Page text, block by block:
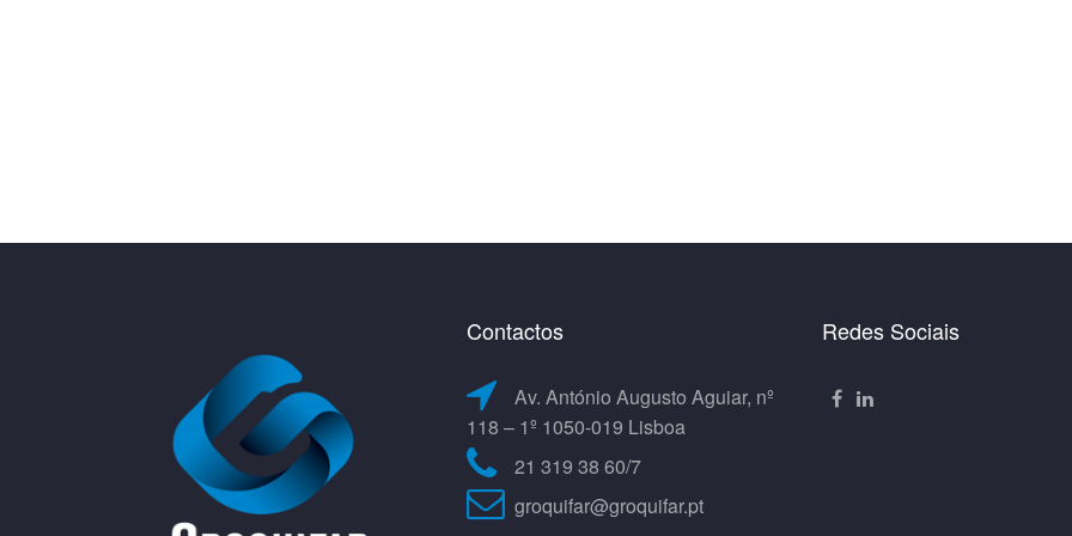
Contactos
Av. António Augusto Aguiar, nº
118 – 1º 1050-019 Lisboa
21 319 38 60/7
groquifar@groquifar.pt
Redes Sociais